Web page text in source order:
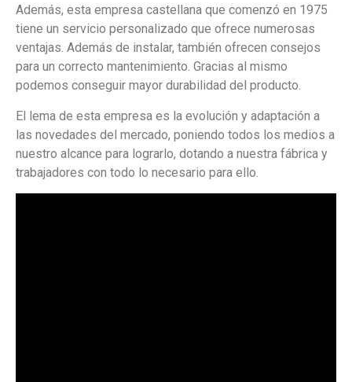
Además, esta empresa castellana que comenzó en 1975
tiene un servicio personalizado que ofrece numerosas
ventajas. Además de instalar, también ofrecen consejos
para un correcto mantenimiento. Gracias al mismo
podemos conseguir mayor durabilidad del producto.
El lema de esta empresa es la evolución y adaptación a
las novedades del mercado, poniendo todos los medios a
nuestro alcance para lograrlo, dotando a nuestra fábrica y
trabajadores con todo lo necesario para ello.